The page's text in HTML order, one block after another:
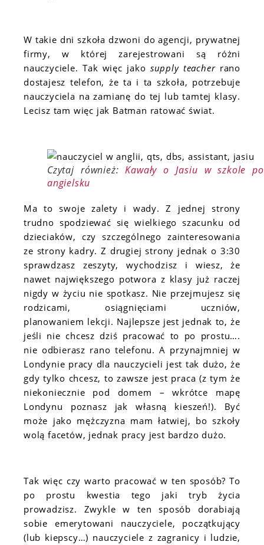
W takie dni szkoła dzwoni do agencji, prywatnej
firmy, w której zarejestrowani są różni
nauczyciele. Tak więc jako supply teacherrano
dostajesz telefon, że ta i ta szkoła, potrzebuje
nauczyciela na zamianę do tej lub tamtej klasy.
Lecisz tam więc jak Batman ratować świat.
Czytaj również:Kawały o Jasiu w szkole po
angielsku
Ma to swoje zalety i wady. Z jednej strony
trudno spodziewać się wielkiego szacunku od
dzieciaków, czy szczególnego zainteresowania
ze strony kadry. Z drugiej strony jednak o 3:30
sprawdzasz zeszyty, wychodzisz i wiesz, że
nawet największego potwora z klasy już raczej
nigdy w życiu nie spotkasz. Nie przejmujesz się
rodzicami, osiągnięciami uczniów,
planowaniem lekcji. Najlepsze jest jednak to, że
jeśli nie chcesz dziś pracować to po prostu….
nie odbierasz rano telefonu. A przynajmniej w
Londynie pracy dla nauczycieli jest tak dużo, że
gdy tylko chcesz, to zawsze jest praca (z tym że
niekoniecznie pod domem – wkrótce mapę
Londynu poznasz jak własną kieszeń!). Być
może jako mężczyzna mam łatwiej, bo szkoły
wolą facetów, jednak pracy jest bardzo dużo.
Tak więc czy warto pracować w ten sposób? To
po prostu kwestia tego jaki tryb życia
prowadzisz. Zwykle w ten sposób dorabiają
sobie emerytowani nauczyciele, początkujący
(lub kiepscy…) nauczyciele z zagranicy i ludzie,